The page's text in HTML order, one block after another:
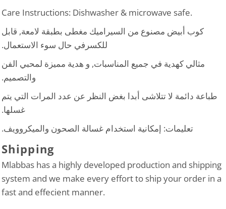
Care Instructions: Dishwasher & microwave safe.
كوب أبيض مصنوع من السيراميك مغطى بطبقة لامعة, قابل
للكسرفي حال سوء الاستعمال.
مثالي كهدية في جميع المناسبات, و هدية مميزة لمحبي الفن
والتصميم.
طباعة دائمة لا تتلاشى أبدا بغض النظر عن عدد المرات التي يتم
غسلها.
تعليمات: إمكانية استخدام غسالة الصحون والميكروويف.
Shipping
Mlabbas has a highly developed production and shipping
system and we make every effort to ship your order in a
fast and effecient manner.